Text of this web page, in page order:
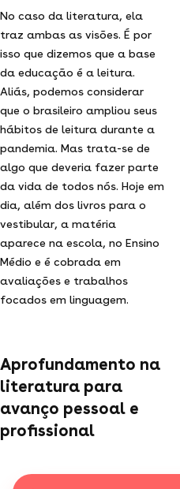
No caso da literatura, ela
traz ambas as visões. É por
isso que dizemos que a base
da educação é a leitura.
Aliás, podemos considerar
que o brasileiro ampliou seus
hábitos de leitura durante a
pandemia. Mas trata-se de
algo que deveria fazer parte
da vida de todos nós. Hoje em
dia, além dos livros para o
vestibular, a matéria
aparece na escola, no Ensino
Médio e é cobrada em
avaliações e trabalhos
focados em linguagem.
Aprofundamento na
literatura para
avanço pessoal e
profissional